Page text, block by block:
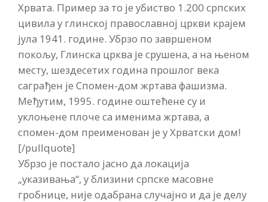
Хрвата. Пример за то је убиство 1.200 српских
цивила у глинској православној цркви крајем
јула 1941. године. Убрзо по завршеном
покољу, Глинска црква је срушена, а на њеном
месту, шездесетих година прошлог века
саграђен је Спомен-дом жртава фашизма.
Међутим, 1995. године оштећене су и
уклоњене плоче са именима жртава, а
спомен-дом преименован је у Хрватски дом!
[/pullquote]
Убрзо је постало јасно да локација
„указивања“, у близини српске масовне
гробнице, није одабрана случајно и да је делу